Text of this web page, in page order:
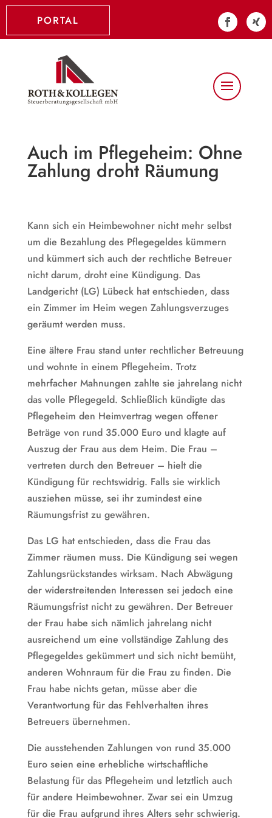
PORTAL
Auch im Pflegeheim: Ohne
Zahlung droht Räumung
Kann sich ein Heimbewohner nicht mehr selbst
um die Bezahlung des Pflegegeldes kümmern
und kümmert sich auch der rechtliche Betreuer
nicht darum, droht eine Kündigung. Das
Landgericht (LG) Lübeck hat entschieden, dass
ein Zimmer im Heim wegen Zahlungsverzuges
geräumt werden muss.
Eine ältere Frau stand unter rechtlicher Betreuung
und wohnte in einem Pflegeheim. Trotz
mehrfacher Mahnungen zahlte sie jahrelang nicht
das volle Pflegegeld. Schließlich kündigte das
Pflegeheim den Heimvertrag wegen offener
Beträge von rund 35.000 Euro und klagte auf
Auszug der Frau aus dem Heim. Die Frau –
vertreten durch den Betreuer – hielt die
Kündigung für rechtswidrig. Falls sie wirklich
ausziehen müsse, sei ihr zumindest eine
Räumungsfrist zu gewähren.
Das LG hat entschieden, dass die Frau das
Zimmer räumen muss. Die Kündigung sei wegen
Zahlungsrückstandes wirksam. Nach Abwägung
der widerstreitenden Interessen sei jedoch eine
Räumungsfrist nicht zu gewähren. Der Betreuer
der Frau habe sich nämlich jahrelang nicht
ausreichend um eine vollständige Zahlung des
Pflegegeldes gekümmert und sich nicht bemüht,
anderen Wohnraum für die Frau zu finden. Die
Frau habe nichts getan, müsse aber die
Verantwortung für das Fehlverhalten ihres
Betreuers übernehmen.
Die ausstehenden Zahlungen von rund 35.000
Euro seien eine erhebliche wirtschaftliche
Belastung für das Pflegeheim und letztlich auch
für andere Heimbewohner. Zwar sei ein Umzug
für die Frau aufgrund ihres Alters sehr schwierig.